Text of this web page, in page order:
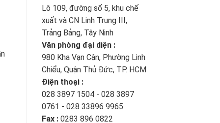
Lô 109, đường số 5, khu chế
xuất và CN Linh Trung III,
Trảng Bảng, Tây Ninh
Văn phòng đại diện :
980 Kha Vạn Cận, Phường Linh
Chiểu, Quận Thủ Đức, TP. HCM
Điện thoại :
028 3897 1504 - 028 3897
0761 - 028 33896 9965
Fax : 0283 896 0822